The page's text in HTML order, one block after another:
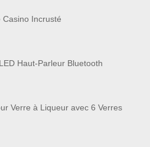
Casino Incrusté
Haut-Parleur Bluetooth
Verre à Liqueur avec 6 Verres